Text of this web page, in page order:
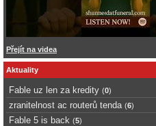
Přejít na videa
Aktuality
Fable uz len za kredity (0)
zranitelnost ac routerů tenda (6)
Fable 5 is back (5)